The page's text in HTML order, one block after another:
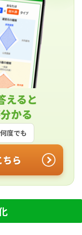
えると
かる
何度でも
ら